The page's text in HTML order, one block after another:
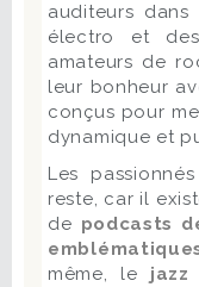
auditeurs
électro et des
amateurs de
leur bonheur
conçus pour
dynamique et
Les
reste, car il
de podcasts
même, le jazz